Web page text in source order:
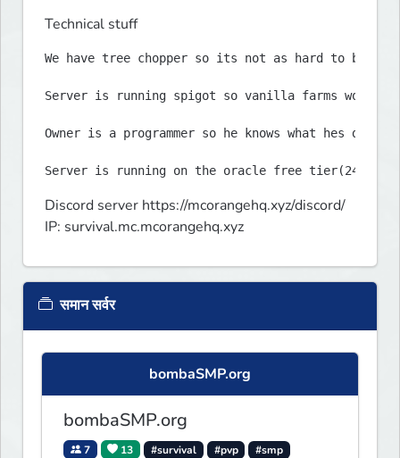
Technical stuff
We have tree chopper so its not as hard to build
Server is running spigot so vanilla farms work.
Owner is a programmer so he knows what hes
Discord server https://mcorangehq.xyz/discord/
IP: survival.mc.mcorangehq.xyz
समान सर्वर
bombaSMP.org
bombaSMP.org
7 13 #survival #pvp
#smp